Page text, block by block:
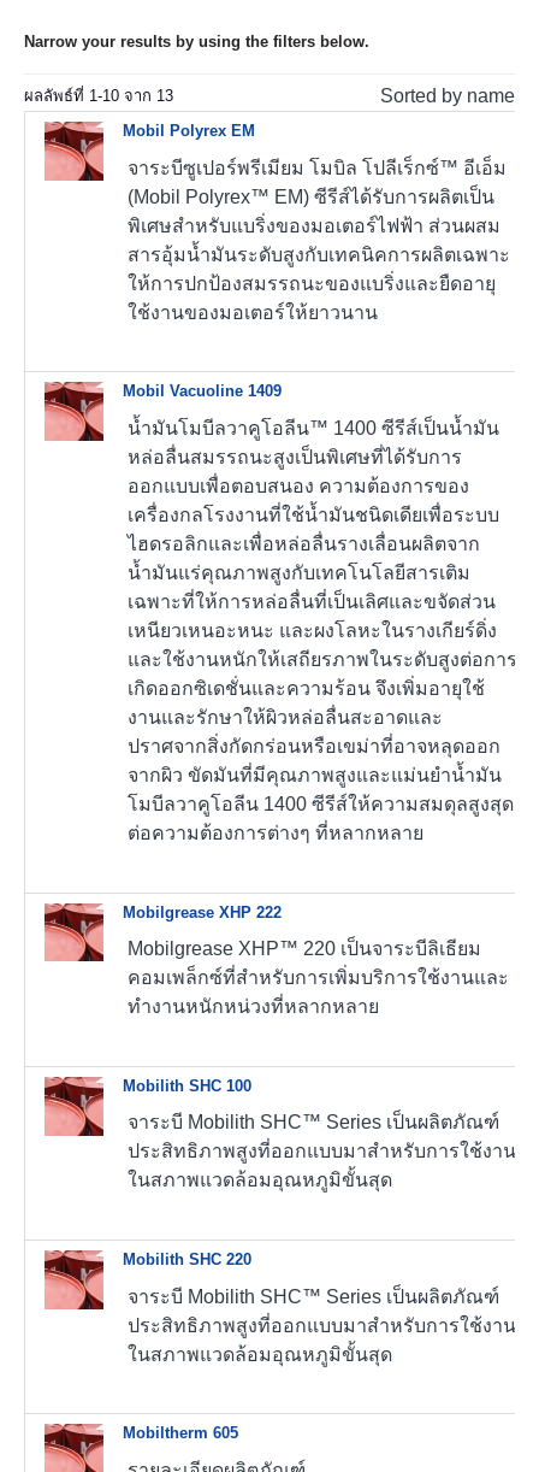
Narrow your results by using the filters below.
ผลลัพธ์ที่ 1-10 จาก 13 Sorted by name
Mobil Polyrex EM
จาระบีซูเปอร์พรีเมียม โมบิล โปลีเร็กซ์™ อีเอ็ม
(Mobil Polyrex™ EM) ซีรีส์ได้รับการผลิตเป็น
พิเศษสำหรับแบริ่งของมอเตอร์ไฟฟ้า ส่วนผสม
สารอุ้มน้ำมันระดับสูงกับเทคนิคการผลิตเฉพาะ
ให้การปกป้องสมรรถนะของแบริ่งและยืดอายุ
ใช้งานของมอเตอร์ให้ยาวนาน
Mobil Vacuoline 1409
น้ำมันโมบีลวาคูโอลีน™ 1400 ซีรีส์เป็นน้ำมัน
หล่อลื่นสมรรถนะสูงเป็นพิเศษที่ได้รับการ
ออกแบบเพื่อตอบสนอง ความต้องการของ
เครื่องกลโรงงานที่ใช้น้ำมันชนิดเดียเพื่อระบบ
ไฮดรอลิกและเพื่อหล่อลื่นรางเลื่อนผลิตจาก
น้ำมันแร่คุณภาพสูงกับเทคโนโลยีสารเติม
เฉพาะที่ให้การหล่อลื่นที่เป็นเลิศและขจัดส่วน
เหนียวเหนอะหนะ และผงโลหะในรางเกียร์ดิ่ง
และใช้งานหนักให้เสถียรภาพในระดับสูงต่อการ
เกิดออกซิเดชั่นและความร้อน จึงเพิ่มอายุใช้
งานและรักษาให้ผิวหล่อลื่นสะอาดและ
ปราศจากสิ่งกัดกร่อนหรือเขม่าที่อาจหลุดออก
จากผิว ขัดมันที่มีคุณภาพสูงและแม่นยำน้ำมัน
โมบีลวาคูโอลีน 1400 ซีรีส์ให้ความสมดุลสูงสุด
ต่อความต้องการต่างๆ ที่หลากหลาย
Mobilgrease XHP 222
Mobilgrease XHP™ 220 เป็นจาระบีลิเธียม
คอมเพล็กซ์ที่สำหรับการเพิ่มบริการใช้งานและ
ทำงานหนักหน่วงที่หลากหลาย
Mobilith SHC 100
จาระบี Mobilith SHC™ Series เป็นผลิตภัณฑ์
ประสิทธิภาพสูงที่ออกแบบมาสำหรับการใช้งาน
ในสภาพแวดล้อมอุณหภูมิขั้นสุด
Mobilith SHC 220
จาระบี Mobilith SHC™ Series เป็นผลิตภัณฑ์
ประสิทธิภาพสูงที่ออกแบบมาสำหรับการใช้งาน
ในสภาพแวดล้อมอุณหภูมิขั้นสุด
Mobiltherm 605